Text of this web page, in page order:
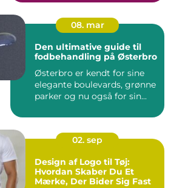
08. mar
Den ultimative guide til
fodbehandling på Østerbro
Østerbro er kendt for sine
elegante boulevards, grønne
parker og nu også for sin...
02. sep
Design af Logo til Tøj:
Hvordan Skaber Du Et
Mærke, Der Bider Sig Fast